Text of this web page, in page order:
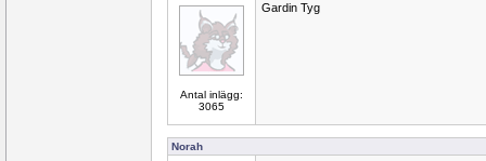
Antal inlägg:
3065
Gardin Tyg
Norah